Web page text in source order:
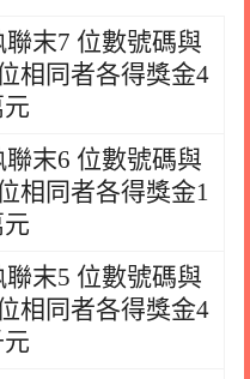
末7 位數號碼與
相同者各得獎金4
末6 位數號碼與
相同者各得獎金1
末5 位數號碼與
相同者各得獎金4